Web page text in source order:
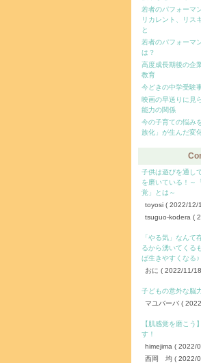
若者のパフォーマ
リカレント、リス
と
若者のパフォーマ
は？
高度成長期後の企
教育
今どきの中学受験
映画の早送りに見
能力の関係
今の子育ての悩み
族化」が生んだ変
子供は遊びを通し
を磨いている！～
覚」とは～
toyosi ( 2022/12/
tsuguo-kodera (
「やる気」なんて
るから湧いてくる
ば生きやすくなる♪
おに ( 2022/11/
子どもの意外な脳
マユバーバ (
【肌感覚を磨こう
す！
himejima ( 2022/
西岡 均 ( 2022/